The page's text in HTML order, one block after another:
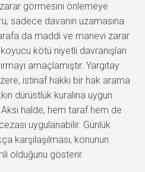
görmesini önlemeye
sadece davanın uzamasına
da maddi ve manevi zarar
kötü niyetli davranışları
amaçlamıştır. Yargıtay
istinaf hakkı bir hak arama
dürüstlük kuralına uygun
Aksi halde, hem taraf hem de
uygulanabilir. Günlük
karşılaşılması, konunun
olduğunu gösterir.